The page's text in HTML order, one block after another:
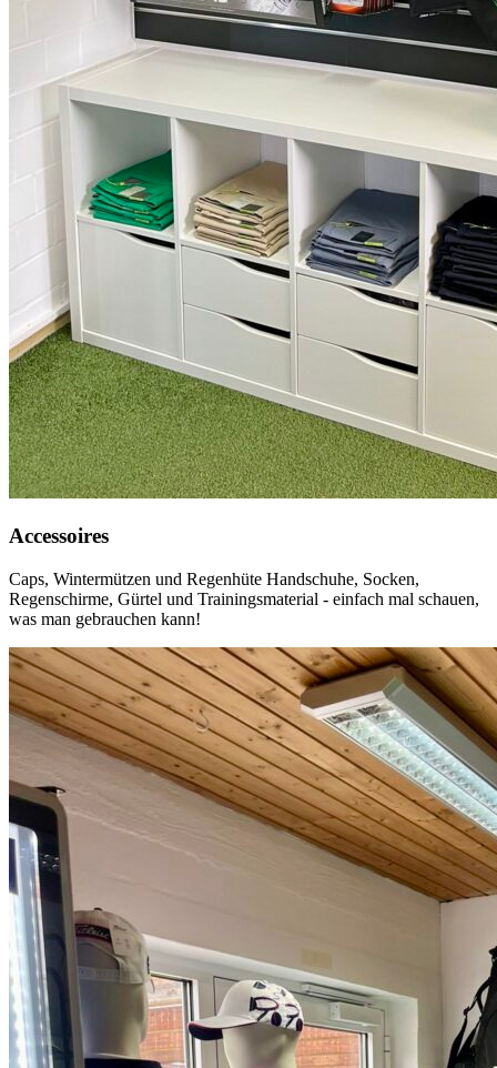
Accessoires
Caps, Wintermützen und Regenhüte Handschuhe, Socken,
Regenschirme, Gürtel und Trainingsmaterial - einfach mal schauen,
was man gebrauchen kann!